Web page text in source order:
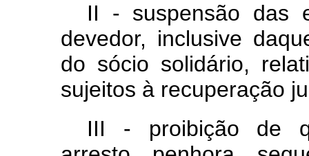
II - suspensão das
devedor, inclusive
do sócio solidário,
sujeitos à recuperação
III - proibição de